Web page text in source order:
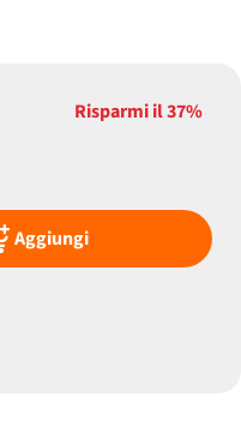
Risparmi il37%
Aggiungi